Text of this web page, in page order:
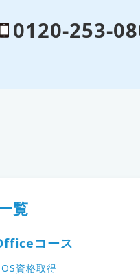
0120-253-
覧
コース
資格取得